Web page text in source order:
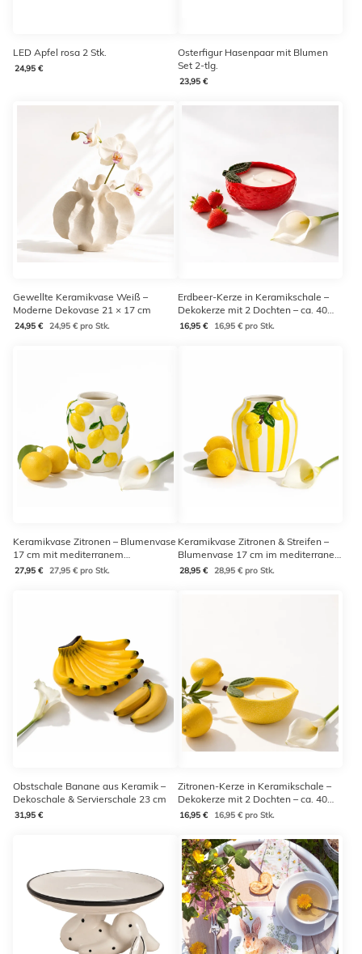
LED Apfel rosa 2 Stk.
24,95 €
Osterfigur Hasenpaar mit Blumen
Set 2-tlg.
23,95 €
Gewellte Keramikvase Weiß –
Moderne Dekovase 21 × 17 cm
24,95 € 24,95 € pro Stk.
Erdbeer-Kerze in Keramikschale –
Dekokerze mit 2 Dochten – ca. 40
Stunden Brenndauer
16,95 € 16,95 € pro Stk.
Keramikvase Zitronen – Blumenvase
17 cm mit mediterranem
Zitronenmotiv
27,95 € 27,95 € pro Stk.
Keramikvase Zitronen & Streifen –
Blumenvase 17 cm im mediterranen
Design
28,95 € 28,95 € pro Stk.
Obstschale Banane aus Keramik –
Dekoschale & Servierschale 23 cm
31,95 €
Zitronen-Kerze in Keramikschale –
Dekokerze mit 2 Dochten – ca. 40
Stunden Brenndauer
16,95 € 16,95 € pro Stk.